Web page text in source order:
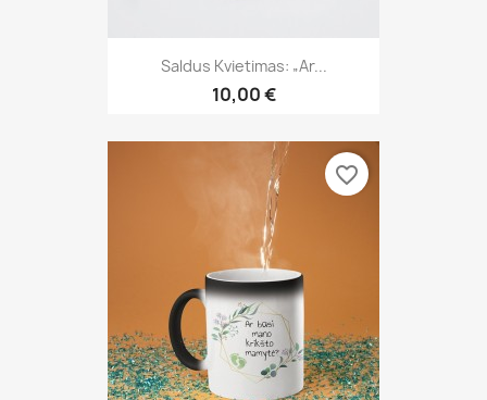
Saldus Kvietimas: „Ar...
10,00 €
favorite_border